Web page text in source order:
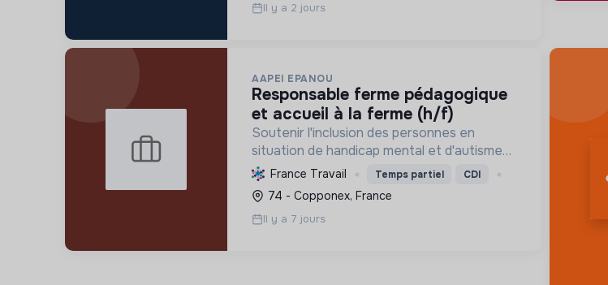
Il y a 2 jours
AAPEI EPANOU
responsable ferme pédagogique
et accueil à la ferme (h/f)
Soutenir l'inclusion des personnes en
situation de handicap mental et d'autisme
par un accompagnement adapté, l'accès à
l'emploi et des projets innovants, favorisant
leur épanouissement et leur place ...
France Travail Temps partiel CDI
74 - Copponex, France
Il y a 7 jours